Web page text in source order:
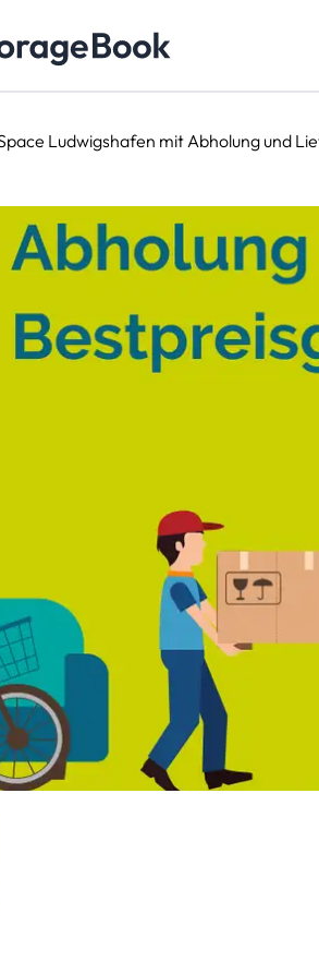
Ludwigshafen mit Abholung und